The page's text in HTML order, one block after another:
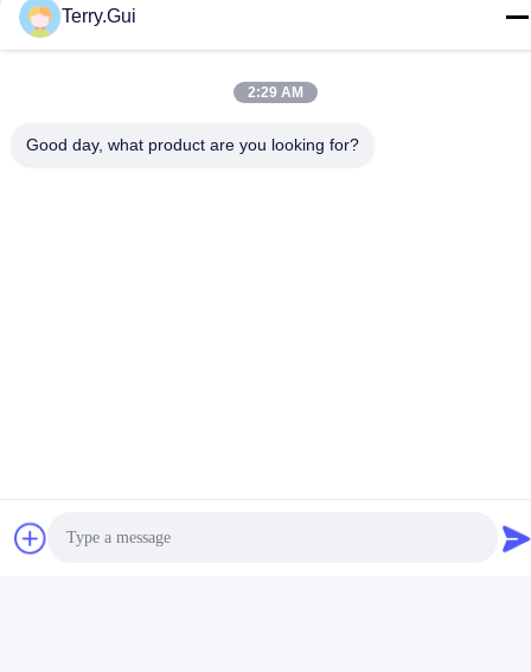
Terry.Gui
2:29 AM
Good day, what product are you looking for?